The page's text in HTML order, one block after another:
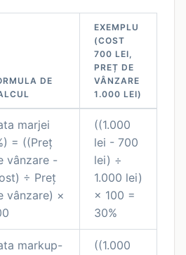
DE
EXEMPLU
(COST
700 LEI,
PREȚ DE
VÂNZARE
1.000 LEI)
marjei
= ((Preț
vânzare -
÷ Preț
vânzare) ×
((1.000
lei - 700
lei) ÷
1.000 lei)
× 100 =
30%
markup-
((1.000